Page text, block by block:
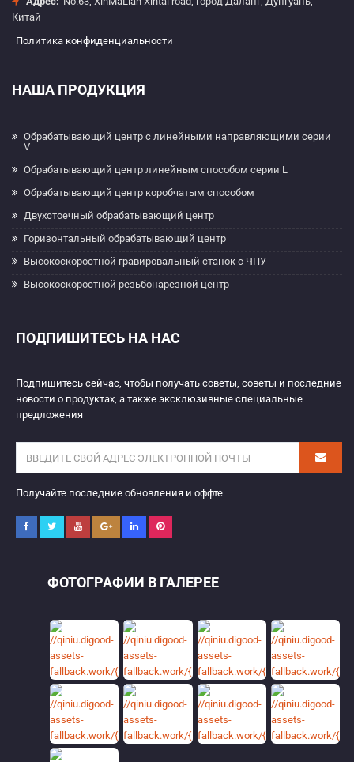
Китай
Политика конфиденциальности
НАША ПРОДУКЦИЯ
Обрабатывающий центр с линейными направляющими серии
V
Обрабатывающий центр линейным способом серии L
Обрабатывающий центр коробчатым способом
Двухстоечный обрабатывающий центр
Горизонтальный обрабатывающий центр
Высокоскоростной гравировальный станок с ЧПУ
Высокоскоростной резьбонарезной центр
ПОДПИШИТЕСЬ НА НАС
Подпишитесь сейчас, чтобы получать советы, советы и последние
новости о продуктах, а также эксклюзивные специальные
предложения
Получайте последние обновления и оффте
ФОТОГРАФИИ В ГАЛЕРЕЕ